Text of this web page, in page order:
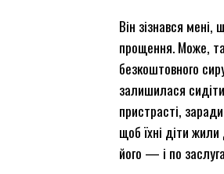
Він зізнався
прощення. Може,
безкоштовного
залишилася
пристрасті,
щоб їхні діти
його — і по